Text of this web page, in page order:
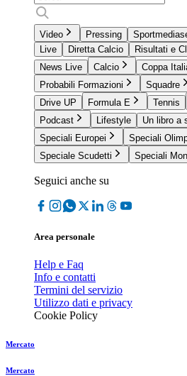
Video Pressing
Live
Diretta Calcio
Risultati e
News Live
Calcio Coppa
Probabili Formazioni
Squadre
Drive UP
Formula E Tennis
Podcast
Lifestyle
Un libro a
Speciali Europei
Speciali
Speciale Scudetti
Speciali
Seguici anche su
Area personale
Help e Faq
Info e contatti
Termini del servizio
Utilizzo dati e privacy
Cookie Policy
Mercato
Mercato